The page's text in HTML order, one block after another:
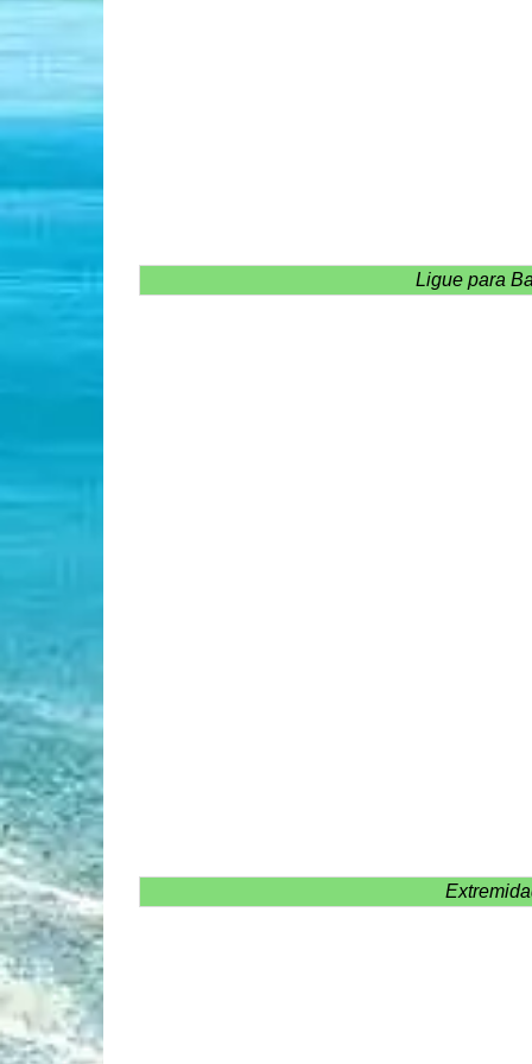
Ligue para